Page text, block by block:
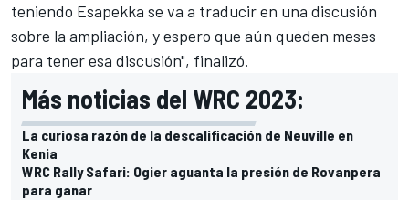
teniendo Esapekka se va a traducir en una discusión
sobre la ampliación, y espero que aún queden meses
para tener esa discusión", finalizó.
Más noticias del WRC 2023:
La curiosa razón de la descalificación de Neuville en
Kenia
WRC Rally Safari: Ogier aguanta la presión de Rovanpera
para ganar